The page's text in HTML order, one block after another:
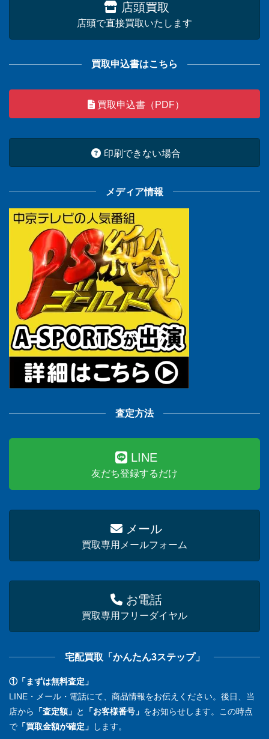
店頭買取
店頭で直接買取いたします
買取申込書はこちら
買取申込書（PDF）
印刷できない場合
メディア情報
査定方法
LINE
友だち登録するだけ
メール
買取専用メールフォーム
お電話
買取専用フリーダイヤル
宅配買取「かんたん3ステップ」
①「まずは無料査定」
LINE・メール・電話にて、商品情報をお伝えください。後日、当
店から
「査定額」 と 「お客様番号」 をお知らせします。この時点
で 「買取金額が確定」 します。